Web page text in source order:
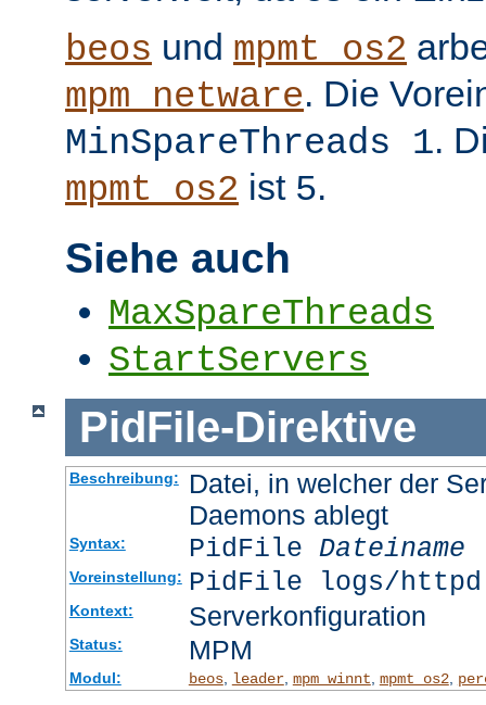
beos und mpmt_os2
mpm_netware. Die
MinSpareThreads 1.
mpmt_os2 ist 5.
Siehe auch
MaxSpareThreads
StartServers
PidFile-Direktive
Beschreibung:
Datei, in welcher der
Daemons ablegt
Syntax: PidFile Dateiname
Voreinstellung: PidFile logs/
Kontext: Serverkonfiguration
Status: MPM
Modul: beos, leader, mpm_winnt mpmt_os2,